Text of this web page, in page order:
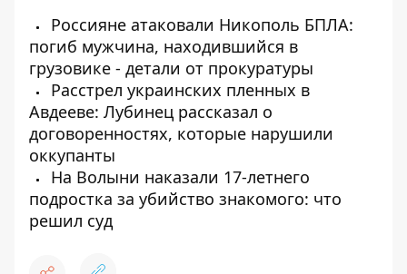
Россияне атаковали Никополь БПЛА:
погиб мужчина, находившийся в
грузовике - детали от прокуратуры
Расстрел украинских пленных в
Авдееве: Лубинец рассказал о
договоренностях, которые нарушили
оккупанты
На Волыни наказали 17-летнего
подростка за убийство знакомого: что
решил суд